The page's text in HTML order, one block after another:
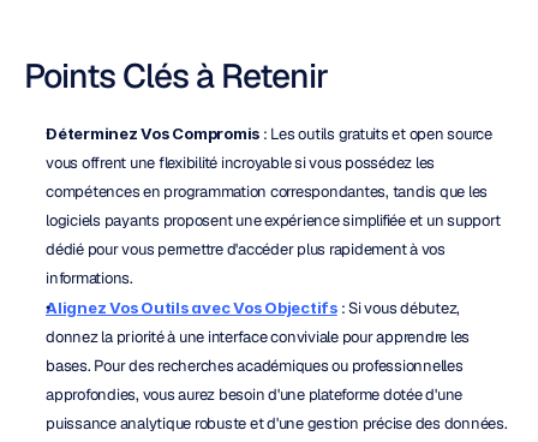
Points Clés à Retenir
Déterminez Vos Compromis : Les outils gratuits et open source
vous offrent une flexibilité incroyable si vous possédez les
compétences en programmation correspondantes, tandis que les
logiciels payants proposent une expérience simplifiée et un support
dédié pour vous permettre d'accéder plus rapidement à vos
informations.
Alignez Vos Outils avec Vos Objectifs : Si vous débutez,
donnez la priorité à une interface conviviale pour apprendre les
bases. Pour des recherches académiques ou professionnelles
approfondies, vous aurez besoin d'une plateforme dotée d'une
puissance analytique robuste et d'une gestion précise des données.